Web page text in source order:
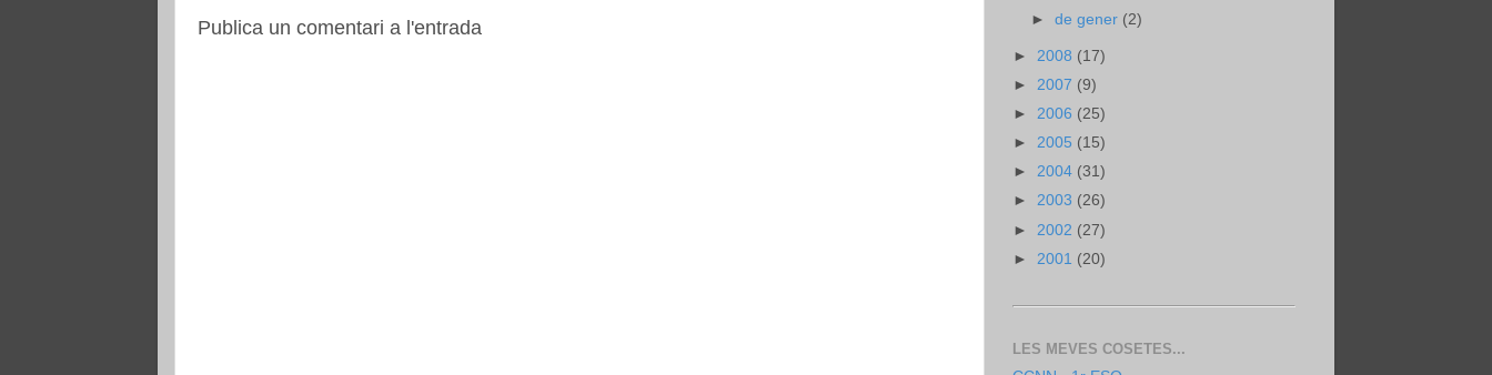
Publica un comentari a l'entrada
►de gener (2)
► 2008 (17)
► 2007 (9)
► 2006 (25)
► 2005 (15)
► 2004 (31)
► 2003 (26)
► 2002 (27)
► 2001 (20)
LES MEVES COSETES...